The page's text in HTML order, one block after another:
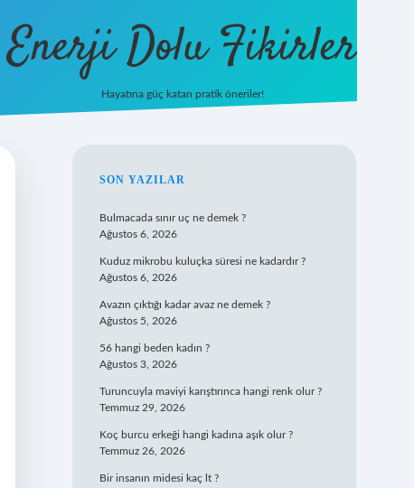
Enerji Dolu Fikirler
Hayatına güç katan pratik öneriler!
SIDEBAR
SON YAZILAR
Bulmacada sınır uç ne demek ?
Ağustos 6, 2026
Kuduz mikrobu kuluçka süresi ne kadardır ?
Ağustos 6, 2026
Avazın çıktığı kadar avaz ne demek ?
Ağustos 5, 2026
56 hangi beden kadın ?
Ağustos 3, 2026
Turuncuyla maviyi karıştırınca hangi renk olur ?
Temmuz 29, 2026
Koç burcu erkeği hangi kadına aşık olur ?
Temmuz 26, 2026
Bir insanın midesi kaç lt ?